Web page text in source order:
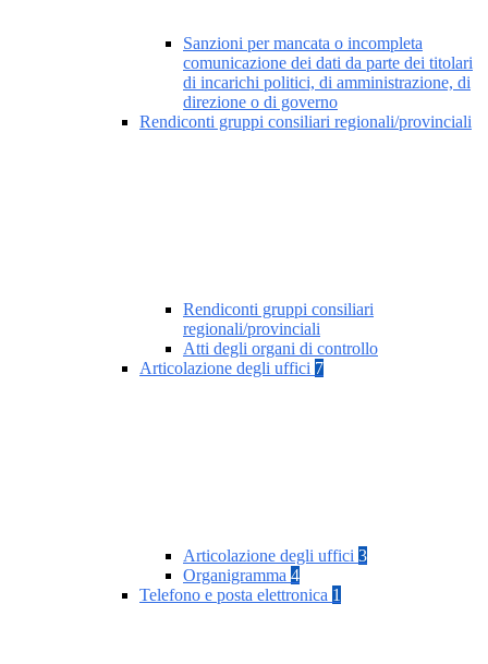
Sanzioni per mancata o incompleta
comunicazione dei dati da parte dei titolari
di incarichi politici, di amministrazione, di
direzione o di governo
Rendiconti gruppi consiliari regionali/provinciali
Rendiconti gruppi consiliari
regionali/provinciali
Atti degli organi di controllo
Articolazione degli uffici 7
Articolazione degli uffici 3
Organigramma 4
Telefono e posta elettronica 1